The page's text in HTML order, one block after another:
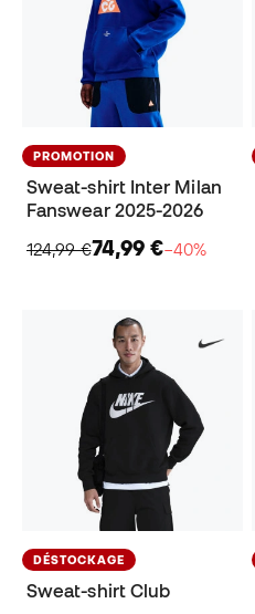
PROMOTION
Sweat-shirt Inter Milan
Fanswear 2025-2026
124,99 €74,99 €−40%
DÉSTOCKAGE
Sweat-shirt Club